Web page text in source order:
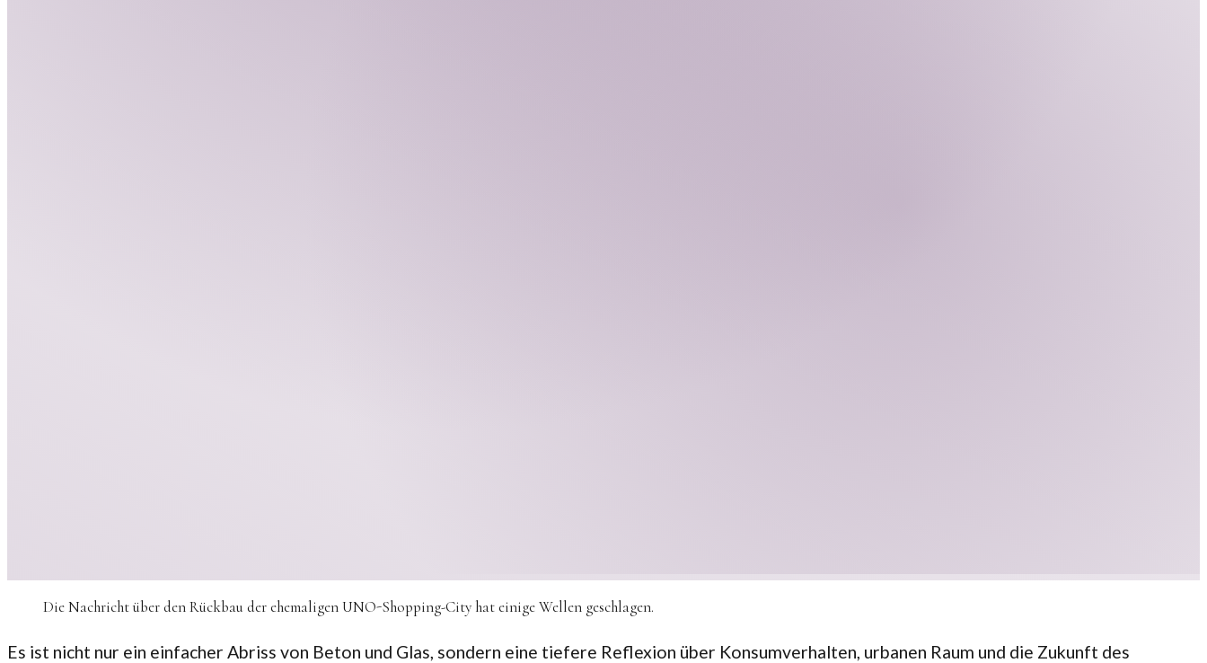
Die Nachricht über den Rückbau der ehemaligen UNO-Shopping-City hat einige Wellen geschlagen.
Es ist nicht nur ein einfacher Abriss von Beton und Glas, sondern eine tiefere Reflexion über Konsumverhalten, urbanen Raum und die Zukunft des